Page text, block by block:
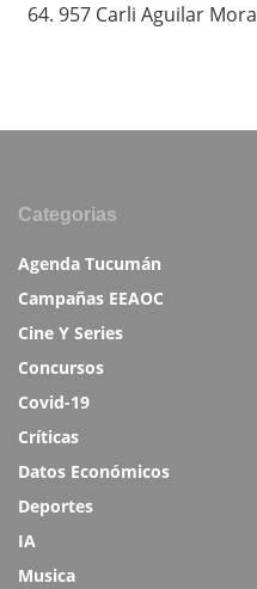
957 Carli Aguilar Mora
Categorias
Agenda Tucumán
Campañas EEAOC
Cine Y Series
Concursos
Covid-19
Críticas
Datos Económicos
Deportes
IA
Musica